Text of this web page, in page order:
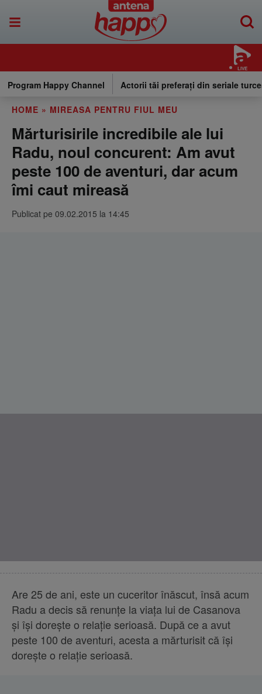
LIVE
Program Happy Channel Actorii tăi preferați din seriale
HOME » MIREASA PENTRU FIUL MEU
Mărturisirile incredibile ale lui
Radu, noul concurent: Am avut
peste 100 de aventuri, dar acum
îmi caut mireasă
Publicat pe 09.02.2015 la 14:45
Are 25 de ani, este un cuceritor înăscut, însă acum
Radu a decis să renunţe la viaţa lui de Casanova
şi îşi doreşte o relaţie serioasă. După ce a avut
peste 100 de aventuri, acesta a mărturisit că îşi
doreşte o relaţie serioasă.